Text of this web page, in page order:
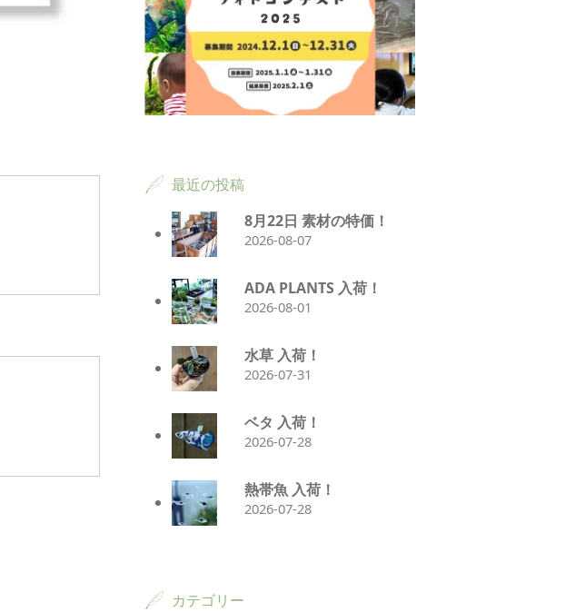
最近の投稿
8月22日 素材の特価！
2026-08-07
ADA PLANTS 入荷！
2026-08-01
水草 入荷！
2026-07-31
ベタ 入荷！
2026-07-28
熱帯魚 入荷！
2026-07-28
カテゴリー